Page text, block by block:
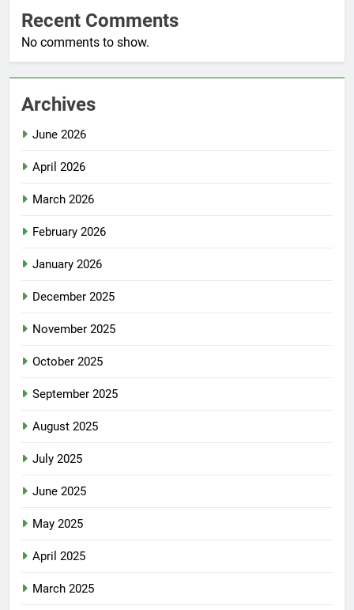
Recent Comments
No comments to show.
Archives
June 2026
April 2026
March 2026
February 2026
January 2026
December 2025
November 2025
October 2025
September 2025
August 2025
July 2025
June 2025
May 2025
April 2025
March 2025